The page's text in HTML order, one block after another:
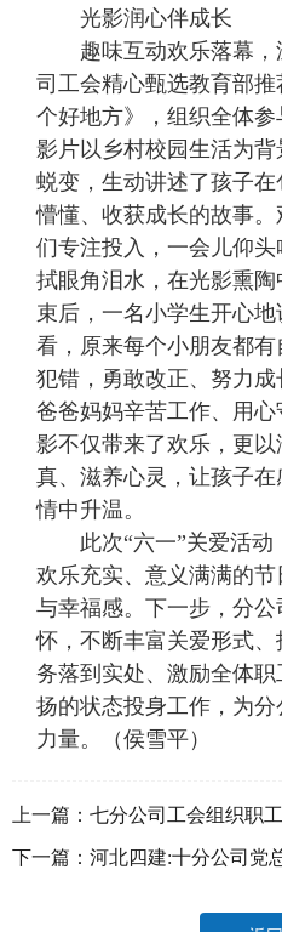
光影润心伴成长
趣味互动欢乐落幕，
司工会精心甄选教育部
个好地方》，组织全体参
影片以乡村校园生活为
蜕变，生动讲述了孩子
懵懂、收获成长的故事
们专注投入，一会儿仰
拭眼角泪水，在光影熏
束后，一名小学生开心
看，原来每个小朋友都
犯错，勇敢改正、努力
爸爸妈妈辛苦工作、用
影不仅带来了欢乐，更
真、滋养心灵，让孩子
情中升温。
此次“六一”关爱活动
欢乐充实、意义满满的
与幸福感。下一步，分
怀，不断丰富关爱形式
务落到实处、激励全体
扬的状态投身工作，为
力量。（侯雪平）
上一篇： 七分公司工会组织职
下一篇： 河北四建:十分公司党